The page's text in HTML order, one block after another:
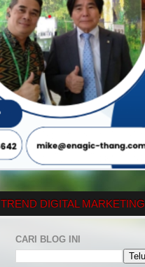
TREND DIGITAL MARKETING
CARI BLOG INI